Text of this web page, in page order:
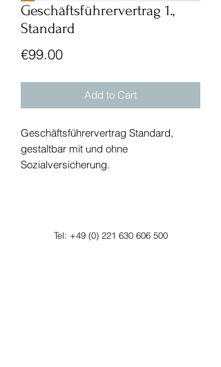
Geschäftsführervertrag 1.,
Standard
€99.00Price
Add to Cart
Geschäftsführervertrag Standard,
gestaltbar mit und ohne
Sozialversicherung.
Tel: +49 (0) 221 630 606 500